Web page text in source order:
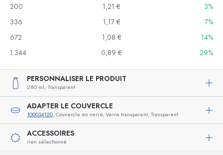
200
1,21 €
3%
336
1,17 €
7%
672
1,08 €
14%
1.344
0,89 € 29%
PERSONNALISER LE PRODUIT
280 ml, Transparent
ADAPTER LE COUVERCLE
100034120, Couvercle en verre, Verre transparent, Transparent
ACCESSOIRES
rien sélectionné